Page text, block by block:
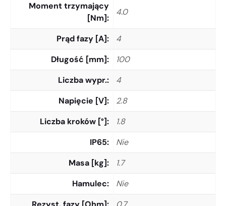
Moment trzymający
[Nm]
4.0
Prąd fazy [A]
4
Długość [mm]
100
Liczba wypr.
4
Napięcie [V]
2.8
Liczba kroków [°]
1.8
IP65
Nie
Masa [kg]
1.7
Hamulec
Nie